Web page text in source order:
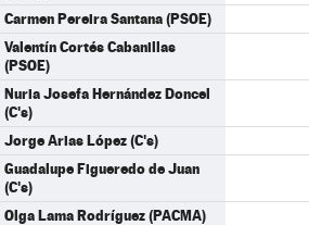
Carmen Pereira Santana (PSOE)
Valentín Cortés Cabanillas
(PSOE)
Nuria Josefa Hernández Doncel
(C's)
Jorge Arias López (C's)
Guadalupe Figueredo de Juan
(C's)
Olga Lama Rodríguez (PACMA)